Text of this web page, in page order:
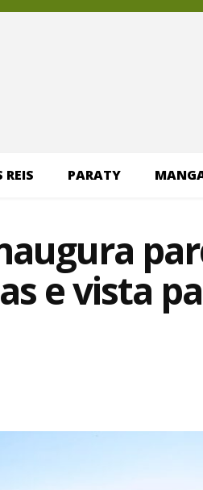
REIS PARATY
e vista